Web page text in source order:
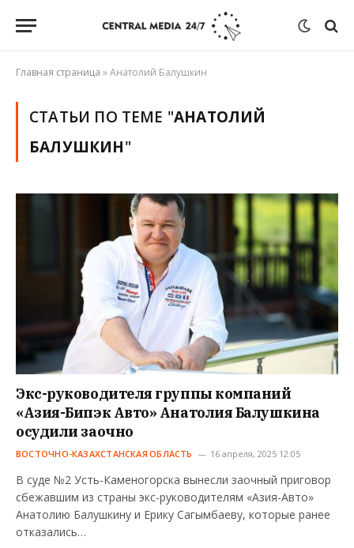
Главная страница »Анатолий Балушкин
СТАТЬИ ПО ТЕМЕ "АНАТОЛИЙ
БАЛУШКИН"
Экс-руководителя группы компаний
«Азия-Бипэк Авто» Анатолия Балушкина
осудили заочно
ВОСТОЧНО-КАЗАХСТАНСКАЯ ОБЛАСТЬ 16 апреля, 2025 12:05
В суде №2 Усть-Каменогорска вынесли заочный приговор
сбежавшим из страны экс-руководителям «Азия-Авто»
Анатолию Балушкину и Ерику Сагымбаеву, которые ранее
отказались…